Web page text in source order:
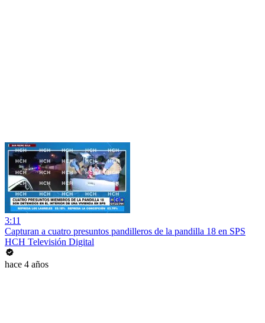
3:11
Capturan a cuatro presuntos pandilleros de la pandilla 18 en SPS
HCH Televisión Digital
hace 4 años